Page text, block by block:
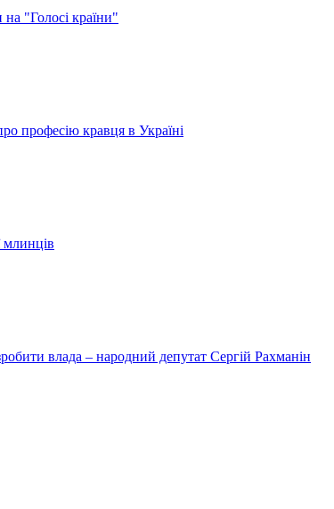
"Голосі країни"
професію кравця в Україні
млинців
влада – народний депутат Сергій Рахманін